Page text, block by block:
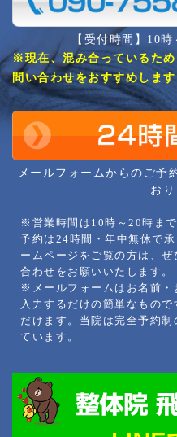
【受付時間】10
※現在、混み合っているた
問い合わせをおすすめしま
メールフォームからのご予
おり
※営業時間は10時～20時ま
予約は24時間・年中無休で
ームページをご覧の方は、
合わせをお願いいたします。
※メールフォームはお名前・
入力するだけの簡単なもの
だけます。当院は完全予約
ています。